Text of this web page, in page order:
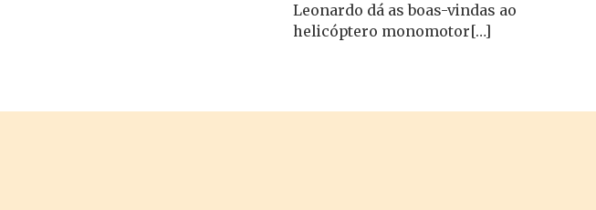
Leonardo dá as boas-vindas ao
helicóptero monomotor[…]